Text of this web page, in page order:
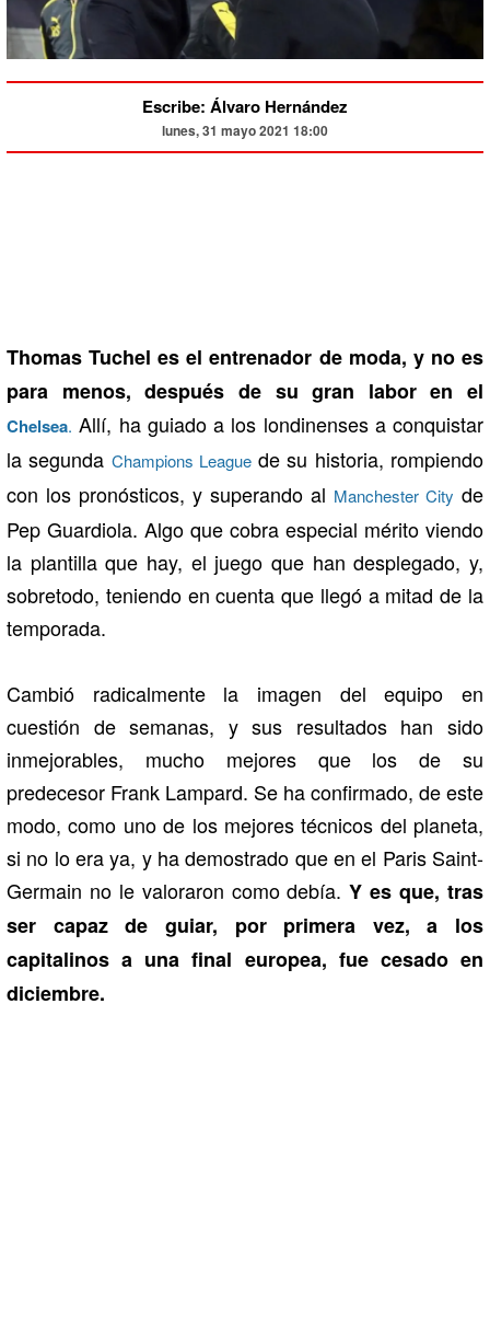
Escribe: Álvaro Hernández
lunes, 31 mayo 2021 18:00
Thomas Tuchel es el entrenador de moda, y no es
para menos, después de su gran labor en el
Chelsea. Allí, ha guiado a los londinenses a conquistar
la segunda Champions Leaguede su historia, rompiendo
con los pronósticos, y superando al Manchester City de
Pep Guardiola. Algo que cobra especial mérito viendo
la plantilla que hay, el juego que han desplegado, y,
sobretodo, teniendo en cuenta que llegó a mitad de la
temporada.
Cambió radicalmente la imagen del equipo en
cuestión de semanas, y sus resultados han sido
inmejorables, mucho mejores que los de su
predecesor Frank Lampard. Se ha confirmado, de este
modo, como uno de los mejores técnicos del planeta,
si no lo era ya, y ha demostrado que en el Paris Saint-
Germain no le valoraron como debía.Y es que, tras
ser capaz de guiar, por primera vez, a los
capitalinos a una final europea, fue cesado en
diciembre.